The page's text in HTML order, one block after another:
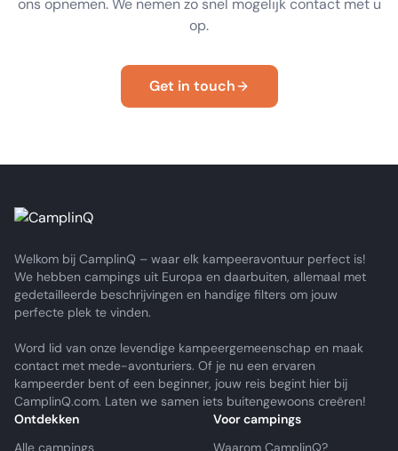
ons opnemen. We nemen zo snel mogelijk contact met u
op.
Get in touch
Welkom bij CamplinQ – waar elk kampeeravontuur perfect is!
We hebben campings uit Europa en daarbuiten, allemaal met
gedetailleerde beschrijvingen en handige filters om jouw
perfecte plek te vinden.
Word lid van onze levendige kampeergemeenschap en maak
contact met mede-avonturiers. Of je nu een ervaren
kampeerder bent of een beginner, jouw reis begint hier bij
CamplinQ.com. Laten we samen iets buitengewoons creëren!
Ontdekken
Alle campings
Voor campings
Waarom CamplinQ?